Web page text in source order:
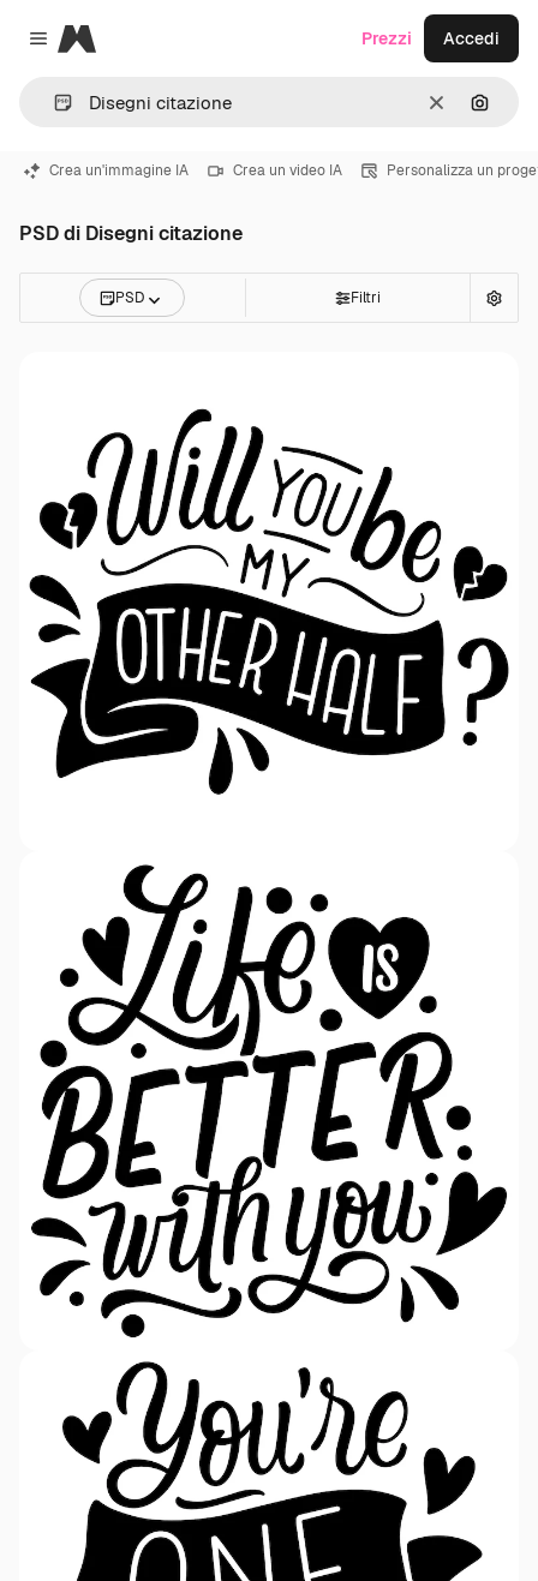
Close menu
Magnific
CancellaCerca
Prezzi Accedi
Crea un'immagine IA Crea un video IA Personalizza un
PSD di Disegni citazione
PSD Filtri